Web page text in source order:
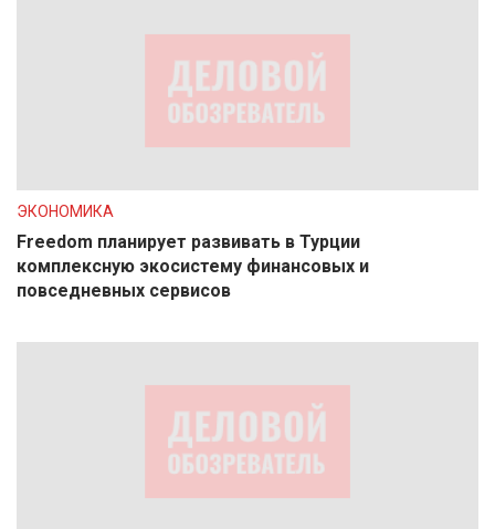
ЭКОНОМИКА
Freedom планирует развивать в Турции
комплексную экосистему финансовых и
повседневных сервисов